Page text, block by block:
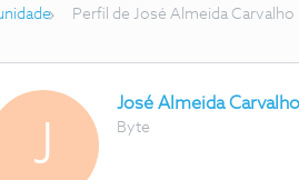
Perfil de José Almeida Carvalho
J
José Almeida Carvalho
Byte